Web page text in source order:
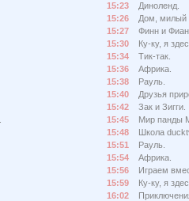
15:23
Диноленд.
15:26
Дом, милый
15:27
Финн и
15:30
Ку-ку, я
15:34
Тик-так.
15:36
Африка.
15:38
Рауль.
15:40
Друзья
15:42
Зак и Зигги.
15:45
Мир панды
15:48
Школа
15:51
Рауль.
15:54
Африка.
15:56
Играем
15:59
Ку-ку, я
16:02